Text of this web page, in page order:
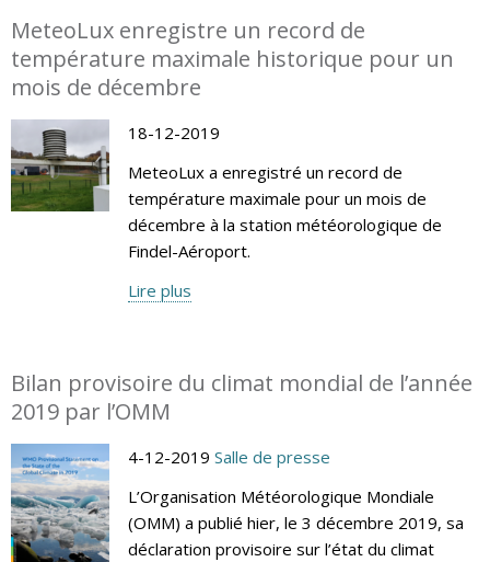
MeteoLux enregistre un record de
température maximale historique pour un
mois de décembre
18-12-2019
MeteoLux a enregistré un record de
température maximale pour un mois de
décembre à la station météorologique de
Findel-Aéroport.
Lire plus
Bilan provisoire du climat mondial de l’année
2019 par l’OMM
4-12-2019 Salle de presse
L’Organisation Météorologique Mondiale
(OMM) a publié hier, le 3 décembre 2019, sa
déclaration provisoire sur l’état du climat